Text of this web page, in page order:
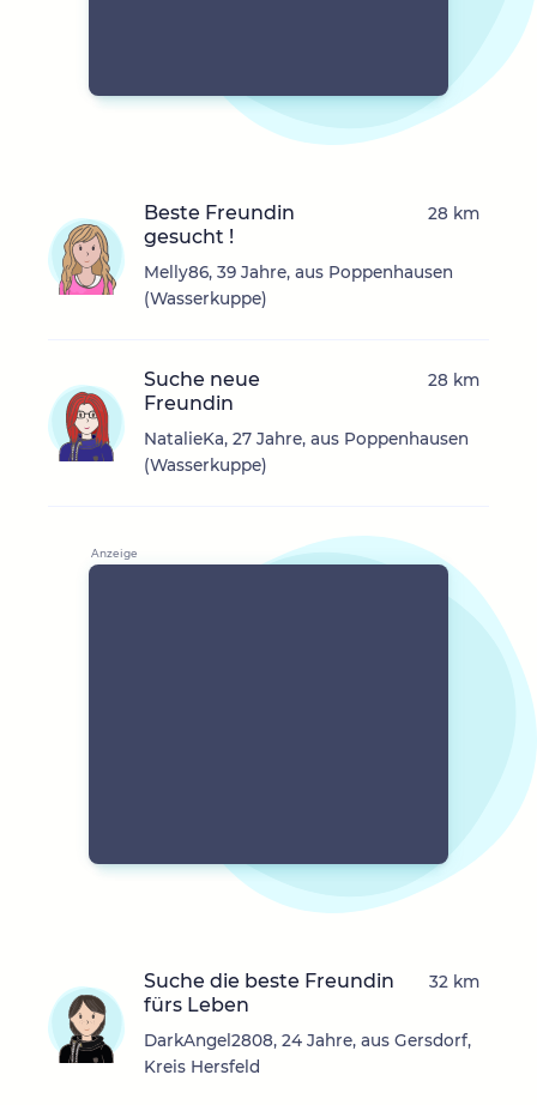
Beste Freundin
gesucht !
Melly86, 39 Jahre, aus Poppenhausen
(Wasserkuppe)
28 km
Suche neue
Freundin
NatalieKa, 27 Jahre, aus Poppenhausen
(Wasserkuppe)
28 km
Suche die beste Freundin
fürs Leben
DarkAngel2808, 24 Jahre, aus Gersdorf,
Kreis Hersfeld
32 km